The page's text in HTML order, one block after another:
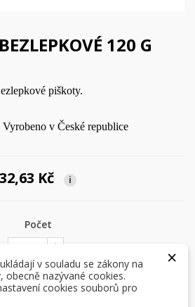
120 G
piškoty.
Vyrobeno v České republice
32,63 Kč i
Počet
přání
přání
seznamu přání
abyste si mohli výrobky uložit do
seznamu přání.
×
v souladu se zákony na
obecně nazývané cookies.
cookies souborů pro